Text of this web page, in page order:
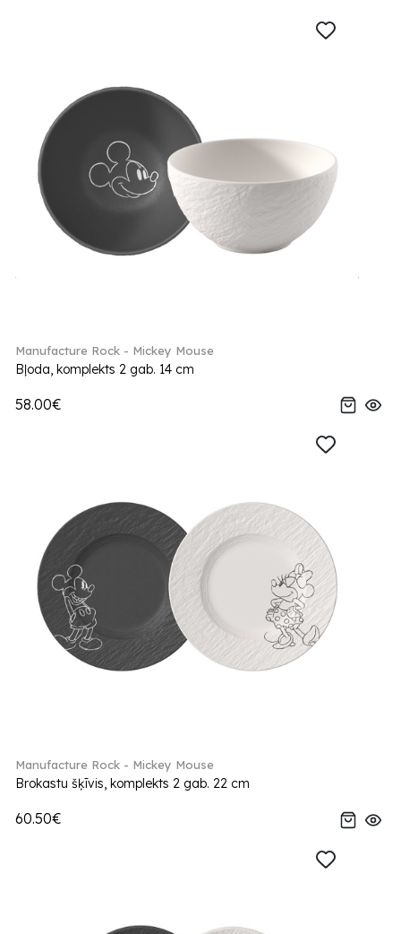
Manufacture Rock - Mickey Mouse
Bļoda, komplekts 2 gab. 14 cm
58.00€
Manufacture Rock - Mickey Mouse
Brokastu šķīvis, komplekts 2 gab. 22 cm
60.50€